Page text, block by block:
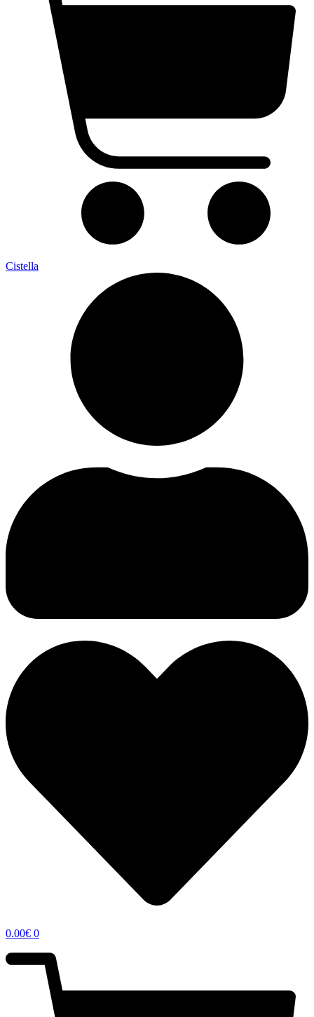
Cistella
0.00€ 0